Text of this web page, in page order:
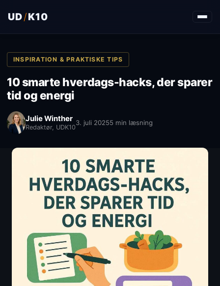
UD/K10
INSPIRATION & PRAKTISKE TIPS
10 smarte hverdags-hacks, der sparer
tid og energi
Julie Winther
Redaktør, UDK10
3. juli 20255 min læsning